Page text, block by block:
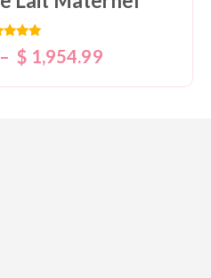
Note
5.00
– $ 1,954.99